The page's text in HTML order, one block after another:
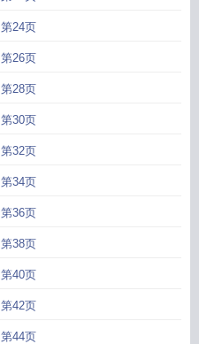
第24页
第26页
第28页
第30页
第32页
第34页
第36页
第38页
第40页
第42页
第44页